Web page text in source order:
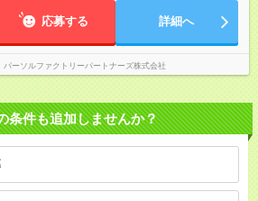
応募する 詳細へ
パーソルファクトリーパートナーズ株式会社
条件も追加しませんか？